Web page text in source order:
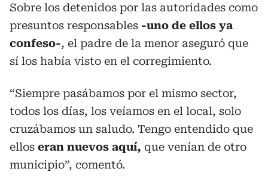
Sobre los detenidos por las autoridades como
presuntos responsables -uno de ellos ya
confeso-, el padre de la menor aseguró que
sí los había visto en el corregimiento.
“Siempre pasábamos por el mismo sector,
todos los días, los veíamos en el local, solo
cruzábamos un saludo. Tengo entendido que
ellos eran nuevos aquí, que venían de otro
municipio”, comentó.